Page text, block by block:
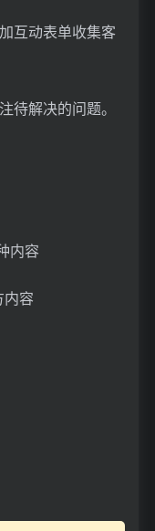
互动表单收集客
待解决的问题。
内容
容